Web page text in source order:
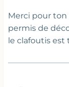
Merci pour
permis de
le clafoutis est